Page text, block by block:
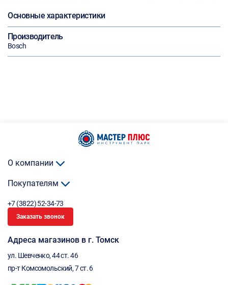
Основные характеристики
Производитель
Bosch
О компании
Покупателям
+7 (3822) 52-34-73
Заказать звонок
Адреса магазинов в г. Томск
ул. Шевченко, 44 ст. 46
пр-т Комсомольский, 7 ст. 6